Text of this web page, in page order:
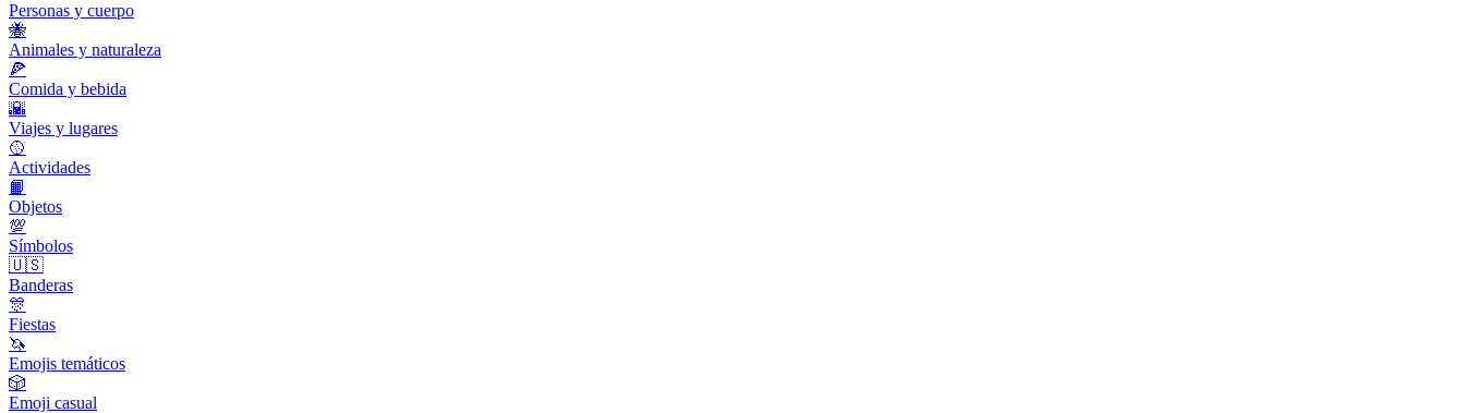
Personas y cuerpo
🐝
Animales y naturaleza
🍕
Comida y bebida
🌇
Viajes y lugares
🥎
Actividades
📙
Objetos
💯
Símbolos
🇺🇸
Banderas
🎊
Fiestas
🦄
Emojis temáticos
🎲
Emoji casual